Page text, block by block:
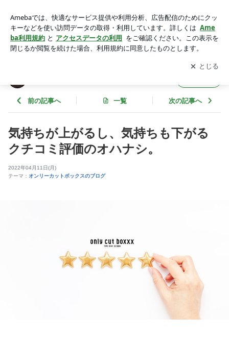
| ヘアカット専門店のオンリーカットボックス
アプリをダウンロードして ブログの更新通知
を受け取りまし
ょう。
開く
前の記事へ 一覧 次の記事へ
気持ちが上がるし、気持ちも下がる
クチコミ評価のオハナシ。
2022年04月11日(月)
テーマ： オンリーカットボックスのブログ